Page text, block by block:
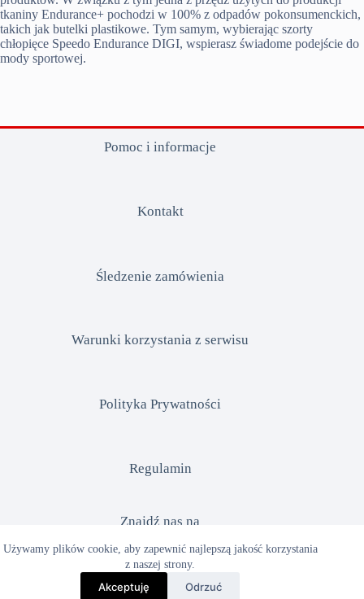
Używamy plików cookie, aby zapewnić najlepszą jakość korzystania
z naszej strony.
Akceptuję Odrzuć
tkaniny Endurance+ pochodzi w 100% z odpadów pokonsumenckich,
takich jak butelki plastikowe. Tym samym, wybierając szorty
chłopięce Speedo Endurance DIGI, wspierasz świadome podejście do
mody sportowej.
Pomoc i informacje
Kontakt
Śledzenie zamówienia
Warunki korzystania z serwisu
Polityka Prywatności
Regulamin
Znajdź nas na
Facebook